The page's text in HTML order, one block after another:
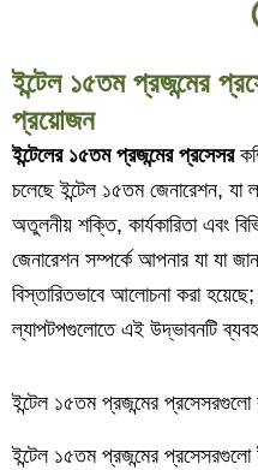
ইন্টেল ১৫তম প্রজন্মের
প্রয়োজন
ইন্টেলের ১৫তম প্রজন্মের প্রসেসর
চলেছে ইন্টেল ১৫তম জেনারেশন,
অতুলনীয় শক্তি, কার্যকারিতা এবং
জেনারেশন সম্পর্কে আপনার যা যা
বিস্তারিতভাবে আলোচনা করা
ল্যাপটপগুলোতে এই উদ্ভাবনটি
ইন্টেল ১৫তম প্রজন্মের প্রসেসরগুলো
ইন্টেল ১৫তম প্রজন্মের প্রসেসরগুলো